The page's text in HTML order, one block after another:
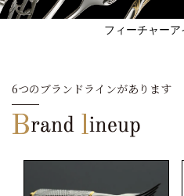
フィーチャー
6つのブランドラインがあります